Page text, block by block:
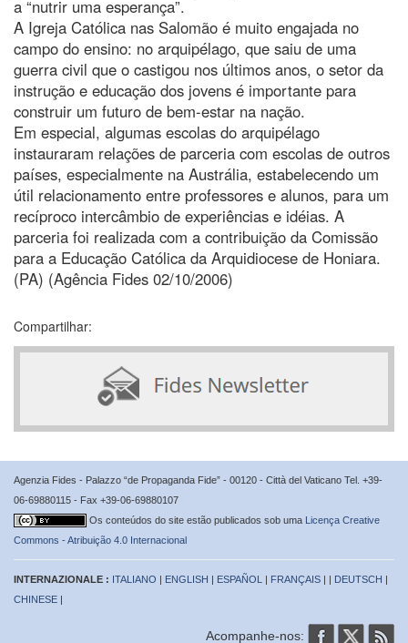
a “nutrir uma esperança”.
A Igreja Católica nas Salomão é muito engajada no
campo do ensino: no arquipélago, que saiu de uma
guerra civil que o castigou nos últimos anos, o setor da
instrução e educação dos jovens é importante para
construir um futuro de bem-estar na nação.
Em especial, algumas escolas do arquipélago
instauraram relações de parceria com escolas de outros
países, especialmente na Austrália, estabelecendo um
útil relacionamento entre professores e alunos, para um
recíproco intercâmbio de experiências e idéias. A
parceria foi realizada com a contribuição da Comissão
para a Educação Católica da Arquidiocese de Honiara.
(PA) (Agência Fides 02/10/2006)
Compartilhar:
Agenzia Fides - Palazzo “de Propaganda Fide” - 00120 - Città del Vaticano Tel. +39-
06-69880115 - Fax +39-06-69880107
Os conteúdos do site estão publicados sob uma Licença Creative
Commons - Atribuição 4.0 Internacional
INTERNAZIONALE : ITALIANO | ENGLISH | ESPAÑOL | FRANÇAIS | | DEUTSCH |
CHINESE |
Acompanhe-nos: